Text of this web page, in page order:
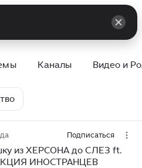
Каналы Видео и
Подписаться
из ХЕРСОНА до СЛЕЗ ft.
ИНОСТРАНЦЕВ